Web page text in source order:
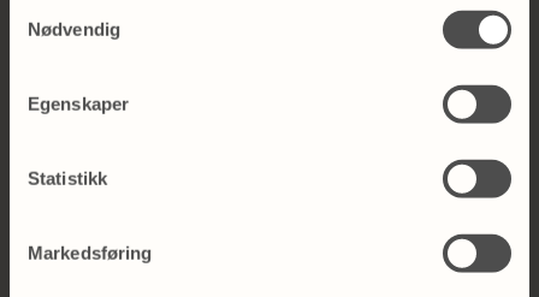
Nødvendig
Egenskaper
Statistikk
Markedsføring
problemstillingen.
på hele kroppen som inkluderer klassisk